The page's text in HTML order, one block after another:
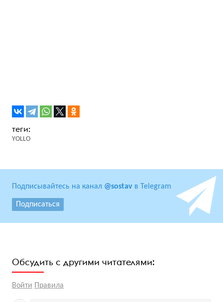
YOLLO
Подписывайтесь на канал @sostav в Telegram
Подписаться
Обсудить с другими читателями:
Войти Правила